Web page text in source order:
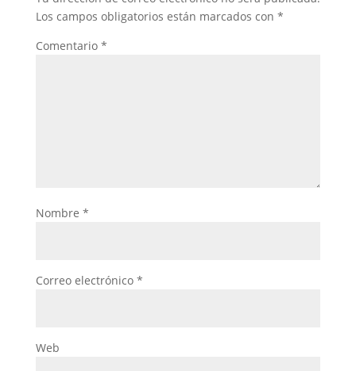
Los campos obligatorios están marcados con *
Comentario *
Nombre *
Correo electrónico *
Web